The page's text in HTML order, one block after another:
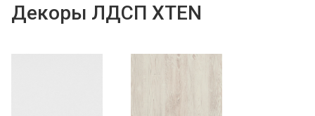
Декоры ЛДСП XTEN